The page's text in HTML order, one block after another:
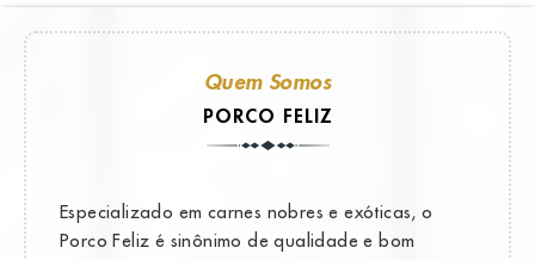
Quem Somos
PORCO FELIZ
Especializado em carnes nobres e exóticas, o
Porco Feliz é sinônimo de qualidade e bom